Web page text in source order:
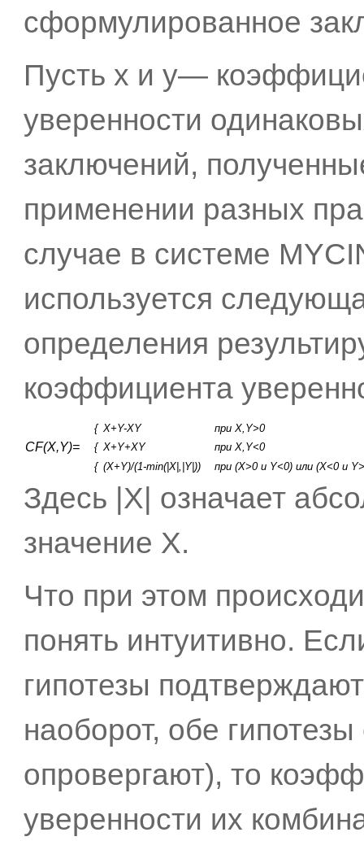
сформулированное
Пусть х и у—
уверенности
заключений,
применении разных
случае в системе
используется
определения
коэффициента
{ X+Y-XY при X,Y>0
CF(X,Y)= { X+Y+XY
при X,Y<0
{ (X+Y)/(1-min(|X|,|Y|)) при (X>0 и Y<0) или (X<0 и
Здесь |Х| означает
значение X.
Что при этом
понять интуитивно.
гипотезы
наоборот, обе гипотезы
опровергают), то
уверенности их